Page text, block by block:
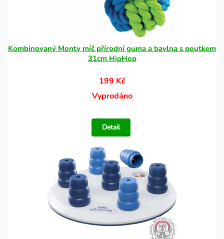
Kombinovaný Monty míč přírodní guma a bavlna s poutkem
31cm HipHop
199 Kč
Vyprodáno
Detail